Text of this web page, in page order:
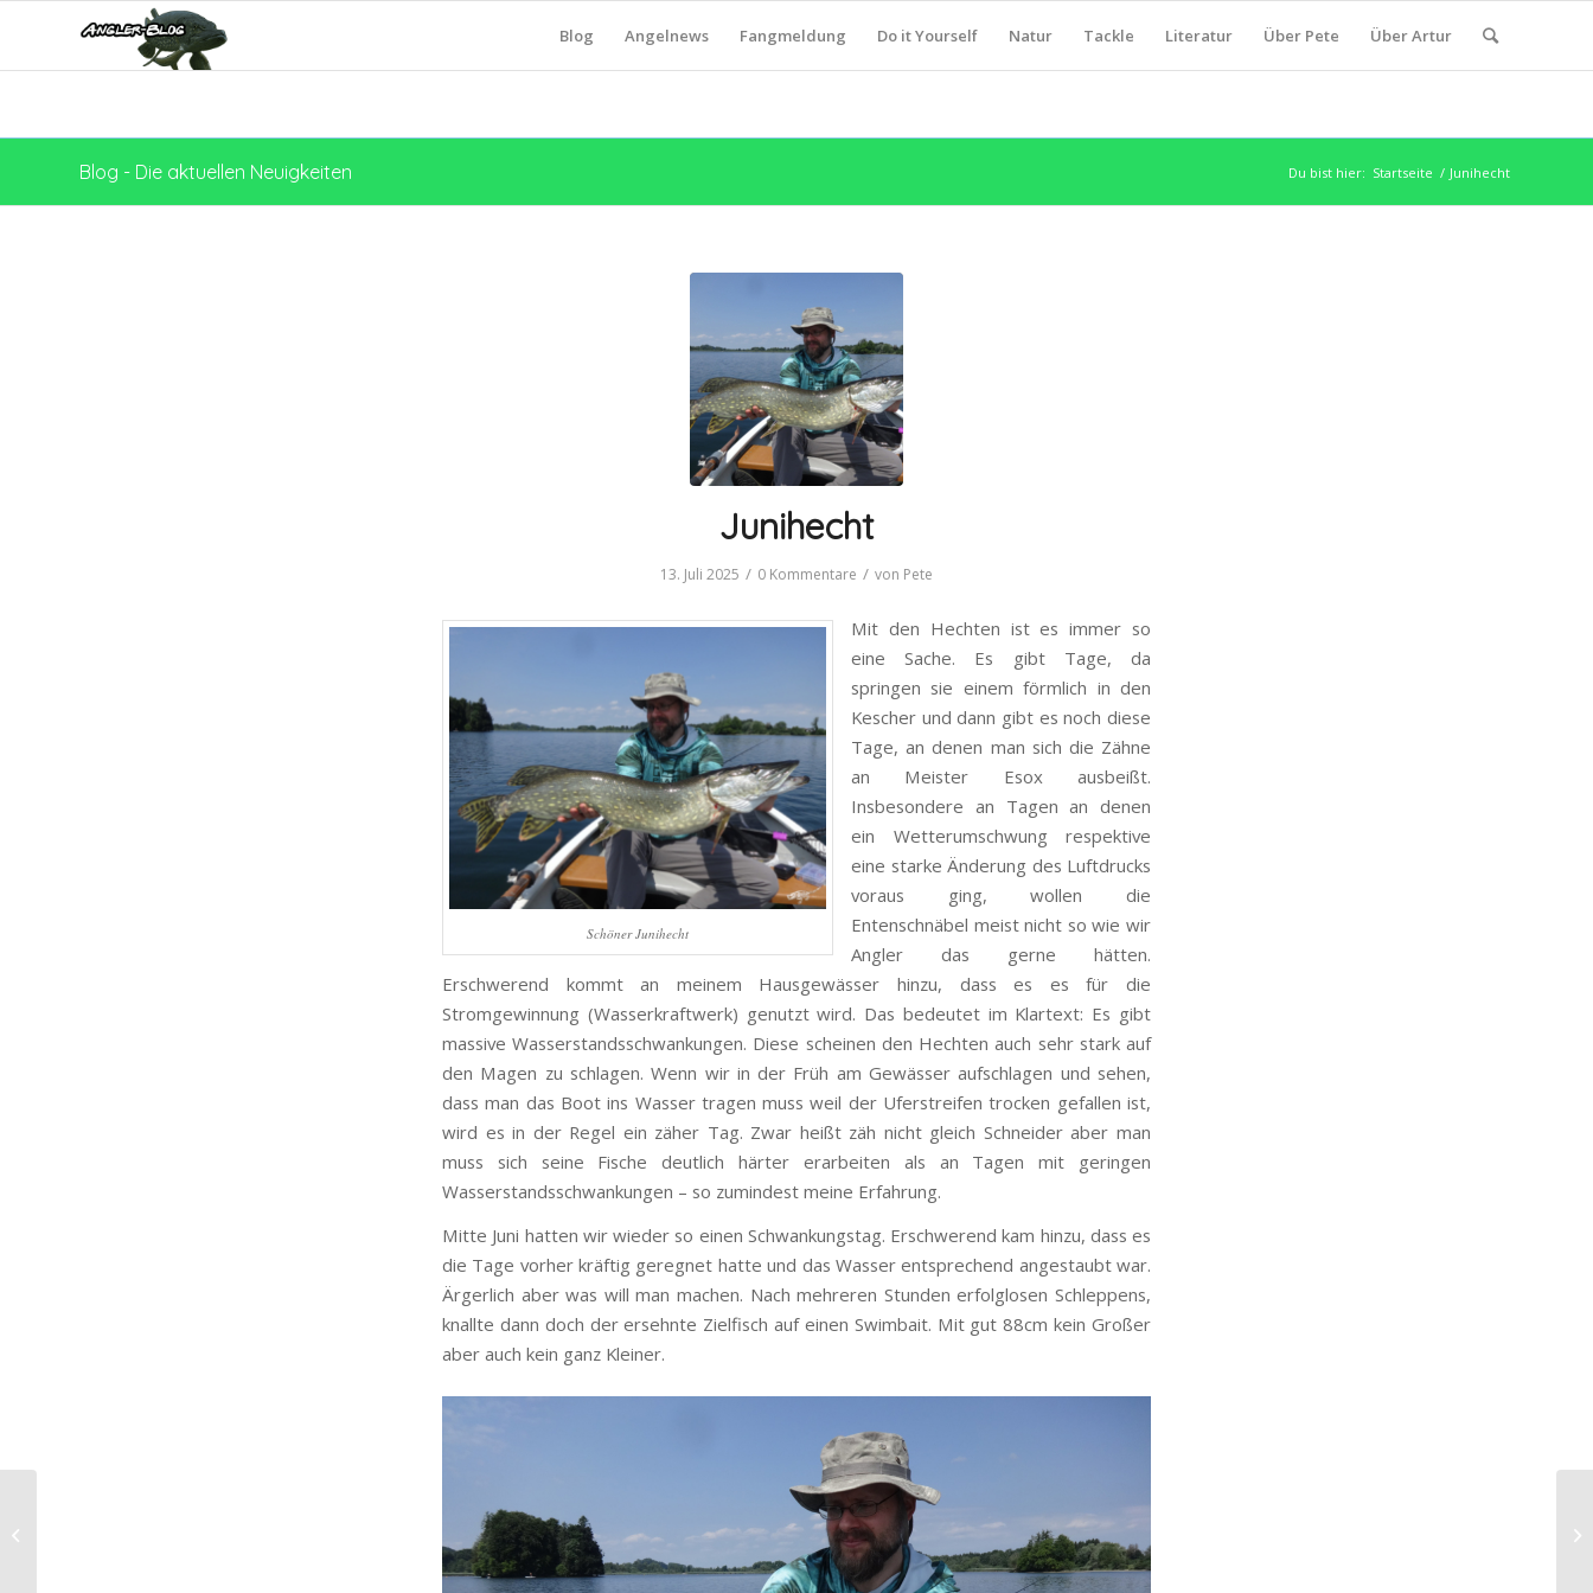
Blog Angelnews Fangmeldung Do it Yourself Natur Tackle Literatur Über Pete Über Artur
Blog - Die aktuellen Neuigkeiten Du bist hier: Startseite / Junihecht
Junihecht
13. Juli 2025 / 0 Kommentare / von Pete
Schöner Junihecht
Mit den Hechten ist es immer so
eine Sache. Es gibt Tage, da
springen sie einem förmlich in den
Kescher und dann gibt es noch diese
Tage, an denen man sich die Zähne
an Meister Esox ausbeißt.
Insbesondere an Tagen an denen
ein Wetterumschwung respektive
eine starke Änderung des Luftdrucks
voraus ging, wollen die
Entenschnäbel meist nicht so wie wir
Angler das gerne hätten.
Erschwerend kommt an meinem Hausgewässer hinzu, dass es es für die
Stromgewinnung (Wasserkraftwerk) genutzt wird. Das bedeutet im Klartext: Es gibt
massive Wasserstandsschwankungen. Diese scheinen den Hechten auch sehr stark auf
den Magen zu schlagen. Wenn wir in der Früh am Gewässer aufschlagen und sehen,
dass man das Boot ins Wasser tragen muss weil der Uferstreifen trocken gefallen ist,
wird es in der Regel ein zäher Tag. Zwar heißt zäh nicht gleich Schneider aber man
muss sich seine Fische deutlich härter erarbeiten als an Tagen mit geringen
Wasserstandsschwankungen – so zumindest meine Erfahrung.
Mitte Juni hatten wir wieder so einen Schwankungstag. Erschwerend kam hinzu, dass es
die Tage vorher kräftig geregnet hatte und das Wasser entsprechend angestaubt war.
Ärgerlich aber was will man machen. Nach mehreren Stunden erfolglosen Schleppens,
knallte dann doch der ersehnte Zielfisch auf einen Swimbait. Mit gut 88cm kein Großer
aber auch kein ganz Kleiner.